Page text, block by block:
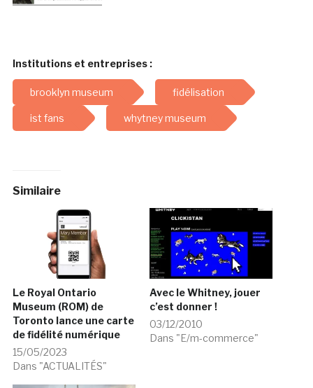
Institutions et entreprises :
brooklyn museum fidélisation
ist fans whytney museum
Similaire
Le Royal Ontario
Museum (ROM) de
Toronto lance une carte
de fidélité numérique
15/05/2023
Dans "ACTUALITÉS"
Avec le Whitney, jouer
c’est donner !
03/12/2010
Dans "E/m-commerce"